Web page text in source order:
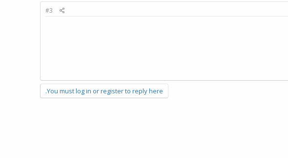
#3
You must log in or register to reply here.